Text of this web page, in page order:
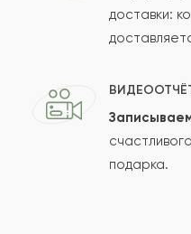
доставки:
подарка.